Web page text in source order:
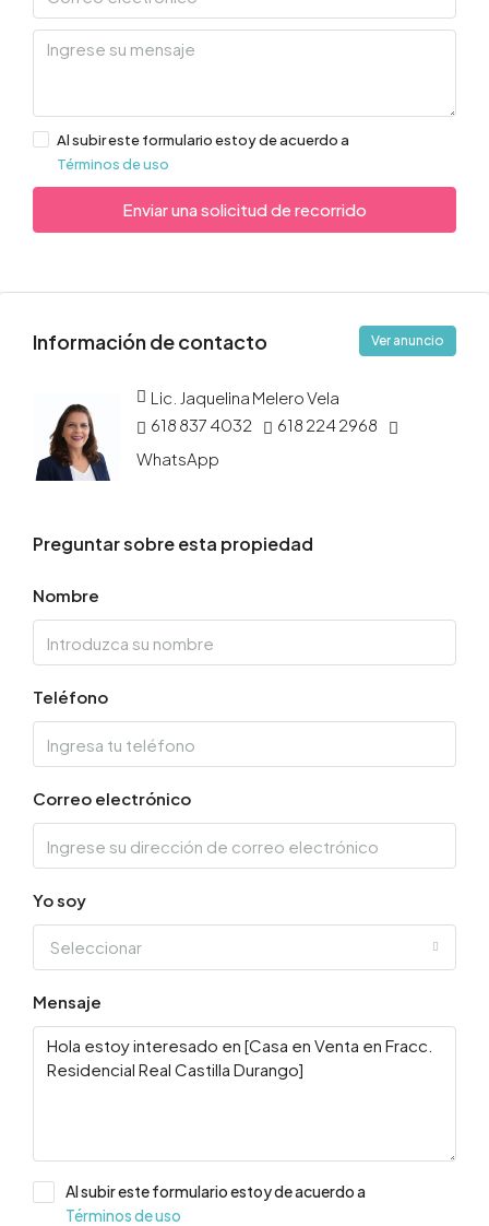
Al subir este formulario estoy de acuerdo a
Términos de uso
Enviar una solicitud de recorrido
Información de contacto Ver anuncio
Lic. Jaquelina Melero Vela
618 837 4032
618 224 2968
WhatsApp
Preguntar sobre esta propiedad
Nombre
Teléfono
Correo electrónico
Yo soy
Seleccionar
Mensaje
Al subir este formulario estoy de acuerdo a
Términos de uso